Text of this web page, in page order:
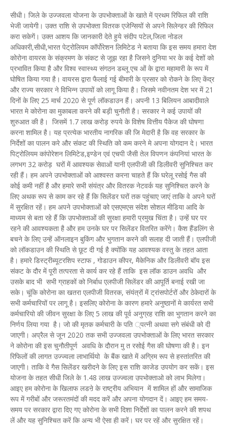
सीधी। जिले के उज्जवला योजना के उपभोक्ताओं के खाते में प्रथम रिफिल की राशि
भेजी जायेगी। उक्त राशि से उपभोक्ता वितरक एजेन्सियों से अपने सिलेन्डर की रिफिल
करा सकेगें। उक्त आशय कि जानकारी देते हुये संदीप पटेल,जिला नोडल
अधिकारी,सीधी,भारत पेट्रोलियम कॉर्पोरेशन लिमिटेड ने बताया कि इस समय हमारा देश
कोरोना वायरस के संक्रमण के संकट से जूझ रहा है जिसने दुनिया भर के कई देशों को
प्रभावित किया है और विश्व स्वास्थ्य संगठन डब्लू एच ओं के द्वारा महामारी के रूप में
घोषित किया गया है। वायरस द्वारा फैलाई गई बीमारी के प्रसार को रोकने के लिए केंद्र
और राज्य सरकार ने विभिन्न उपायों को लागू किया है। जिसमे नवीनतम देश भर में 21
दिनों के लिए 25 मार्च 2020 से पूर्ण लॉकडाउन हैं। अपनी 13 बिलियन आबादीवाले
भारत मे कोरोना का मुकाबला करने की बड़ी चुनौती है। सरकार ने कई उपायों की
शुरुआत की है। जिसमें 1.7 लाख करोड़ रुपये के विशेष वित्तीय पैकेज की घोषणा
करना शामिल है। यह प्रत्येक भारतीय नागरिक की जि मेदारी है कि वह सरकार के
निर्देशों का पालन करे और संकट की स्थिति को कम करने मे अपना योगदान दे। भारत
पिट्रोलियम कांपोरेशन लिमिटेड,इण्डेन एवं एचपी जैसी तेल विपणन कंपनियां भारत के
लगभग 32 करोड़ घरों में आवश्यक सेवाओं यानी एलपीजी की डिलीवरी सुनिश्चित कर
रही हैं। हम अपने उपभोक्ताओं को आश्वस्त करना चाहते हैं कि घरेलू रसोई गैस की
कोई कमी नहीं है और हमारे सभी संयंत्र और वितरक नेटवर्क यह सुनिश्चित करने के
लिए अथक रूप से काम कर रहे हैं कि सिलेंडर घरों तक पहुंचाए जाएं ताकि वे अपने घरों
में सुरक्षित रहें। हम अपने उपभोक्ताओं को एसएमएस संदेश सोशल मीडिया आदि के
माध्यम से बता रहे हैं कि उपभोक्ताओं की सुरक्षा हमारी प्रमुख चिंता है। उन्हें घर पर
रहने की आवश्यकता है और हम उनके घर पर सिलेंडर वितरित करेंगे। कैश हैंडलिंग से
बचने के लिए उन्हें ऑनलाइन बुकिंग और भुगतान करने की सलाह दी जाती हैं। एलपीजी
को लॉकडाउन की स्थिति से छूट दी गई है क्योंकि यह आवश्यक वस्तु के तहत आता
है। हमारे डिस्ट्रीब्यूटरशिप स्टाफ , गोडाउन कीपर, मैकेनिक और डिलीवरी बॉय इस
संकट के दौर में पूरी तत्परता से कार्य कर रहे हैं ताकि इस लॉक डाउन अवधि और
उसके बाद भी सभी ग्राहकों को निर्बाध एलपीजी सिलेंडर की आपूर्ति बनाई रखी जा
सके। चूंकि कोरोना का खतरा एलपीजी वितरक, संयंत्रों में ट्रांसपोर्टरों और ठेकेदारों के
सभी कर्मचारियों पर लागू है। इसलिए कोरोना के कारण हमारे अनुष्ठानों मे कार्यरत सभी
कर्मचारियो की जीवन सुरक्षा के लिए 5 लाख की पूर्व अनुग्रह राशि का भुगतान करने का
निर्णय लिया गया है। जो की मृतक कर्मचारी के पति ्पत्नी अथवा सगे संबंधी को दी
जाएगी। अप्रैल से जून 2020 तक सभी उज्जवला उपभोक्ताओं के लिए भारत सरकार
ने कोरोना की इस चुनौतीपूर्ण अवधि के दौरान मु त रसोई गैस की घोषणा की है। इन
रिफिलों की लागत उज्ज्वला लाभार्थियो के बैंक खाते में अग्रिम रूप से हस्तांतरित की
जाएगी। ताकि वे गैस सिलेंडर खरीदने के लिए इस राशि काजेड उपयोग कर सकें। इस
योजना के तहत सीधी जिले के 1.48 लाख उज्ज्वला उपभोक्ताओ को लाभ मिलेगा।
आइए हम कोरोना के खिलाफ लडऩे के राष्ट्रीय अभियान में शामिल हों और सामाजिक
रूप में गरीबों और जरूरतमंदों की मदद करें और अपना योगदान दें। आइए हम समय-
समय पर सरकार द्वारा दिए गए कोरोना के सभी दिशा निर्देशों का पालन करने की शपथ
लें और यह सुनिश्चित करें कि अन्य भी ऐसा ही करें। घर पर रहें और सुरक्षित रहें।